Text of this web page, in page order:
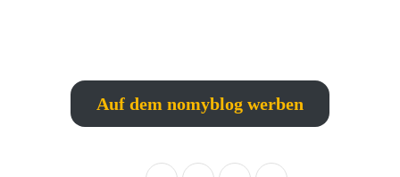
Auf dem nomyblog werben